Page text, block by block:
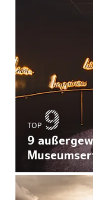
TOP
9